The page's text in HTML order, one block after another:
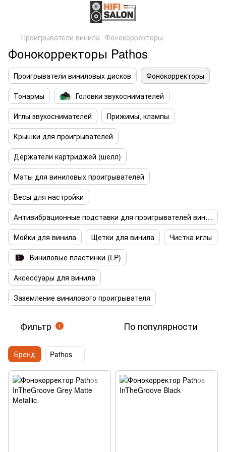
Проигрыватели винила Фонокорректоры
Фонокорректоры Pathos
Проигрыватели виниловых дисков
Фонокорректоры
Тонармы
Головки звукоснимателей
Иглы звукоснимателей
Прижимы, клэмпы
Крышки для проигрывателей
Держатели картриджей (шелл)
Маты для виниловых проигрывателей
Весы для настройки
Антивибрационные подставки для проигрывателей винила
Мойки для винила
Щетки для винила
Чистка иглы
Виниловые пластинки (LP)
Аксессуары для винила
Заземление винилового проигрывателя
Фильтр 1 По популярности
Бренд Pathos